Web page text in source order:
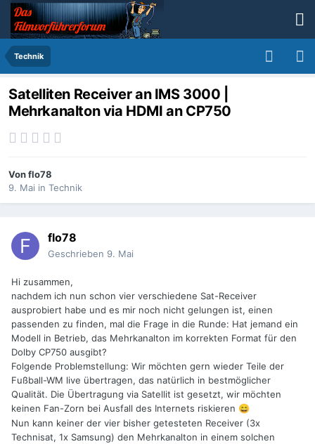
Technik
Satelliten Receiver an IMS 3000 |
Mehrkanalton via HDMI an CP750
Vonflo78
9. Mai in Technik
flo78
Geschrieben 9. Mai
Hi zusammen,
nachdem ich nun schon vier verschiedene Sat-Receiver
ausprobiert habe und es mir noch nicht gelungen ist, einen
passenden zu finden, mal die Frage in die Runde: Hat jemand ein
Modell in Betrieb, das Mehrkanalton im korrekten Format für den
Dolby CP750 ausgibt?
Folgende Problemstellung: Wir möchten gern wieder Teile der
Fußball-WM live übertragen, das natürlich in bestmöglicher
Qualität. Die Übertragung via Satellit ist gesetzt, wir möchten
keinen Fan-Zorn bei Ausfall des Internets riskieren 😄
Nun kann keiner der vier bisher getesteten Receiver (3x
Technisat, 1x Samsung) den Mehrkanalton in einem solchen